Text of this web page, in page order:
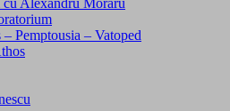
cu Alexandru Moraru
Pemptousia – Vatoped